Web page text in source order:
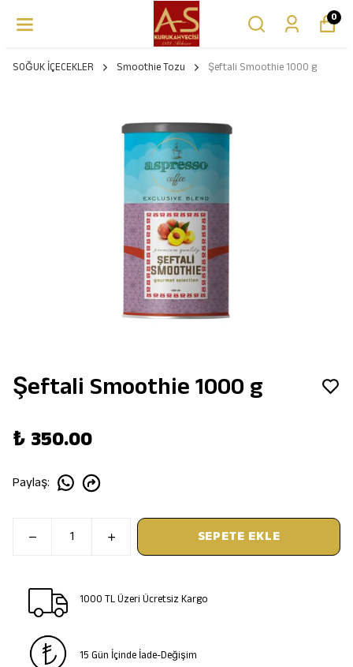
0
SOĞUK İÇECEKLER Smoothie Tozu Şeftali Smoothie 1000 g
Şeftali Smoothie 1000 g
₺ 350.00
Paylaş:
SEPETE EKLE
1000 TL Üzeri Ücretsiz Kargo
15 Gün İçinde İade-Değişim